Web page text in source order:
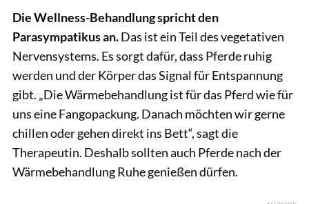
Die Wellness-Behandlung spricht den
Parasympatikus an.Das ist ein Teil des vegetativen
Nervensystems. Es sorgt dafür, dass Pferde ruhig
werden und der Körper das Signal für Entspannung
gibt. „Die Wärmebehandlung ist für das Pferd wie für
uns eine Fangopackung. Danach möchten wir gerne
chillen oder gehen direkt ins Bett“, sagt die
Therapeutin. Deshalb sollten auch Pferde nach der
Wärmebehandlung Ruhe genießen dürfen.